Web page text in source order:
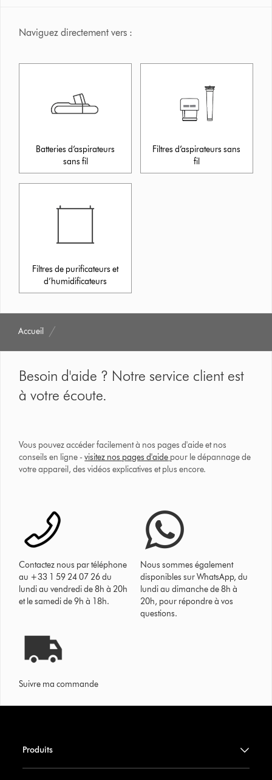
Naviguez directement vers :
Batteries d’aspirateurs
sans fil
Filtres d’aspirateurs sans
fil
Filtres de purificateurs et
d’humidificateurs
Accueil
Besoin d'aide ? Notre service client est
à votre écoute.
Vous pouvez accéder facilement à nos pages d'aide et nos
conseils en ligne -visitez nos pages d'aide pour le dépannage de
votre appareil, des vidéos explicatives et plus encore.
Contactez nous par téléphone
au +33 1 59 24 07 26 du
lundi au vendredi de 8h à 20h
et le samedi de 9h à 18h.
Nous sommes également
disponibles sur WhatsApp, du
lundi au dimanche de 8h à
20h, pour répondre à vos
questions.
Suivre ma commande
Produits